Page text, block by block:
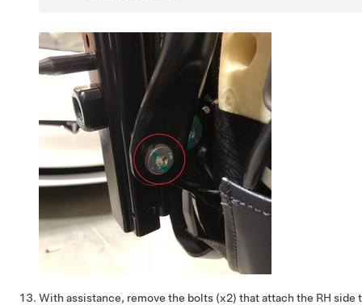
With assistance, remove the bolts (x2) that attach the RH side